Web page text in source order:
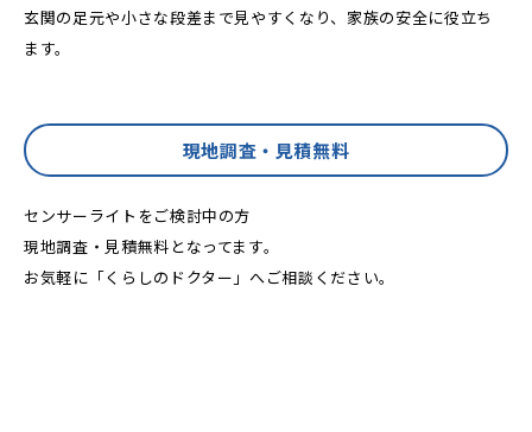
玄関の足元や小さな段差まで見やすくなり、家族の安全に役立ち
ます。
現地調査・見積無料
センサーライトをご検討中の方
現地調査・見積無料となってます。
お気軽に「くらしのドクター」へご相談ください。